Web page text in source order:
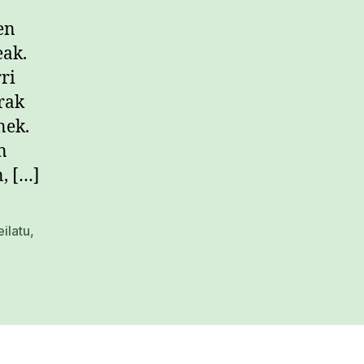
[…]
,